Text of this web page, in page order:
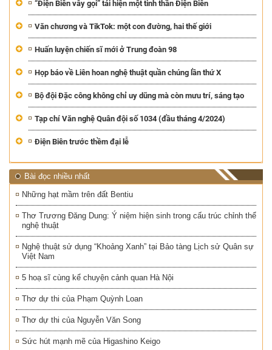
“Điện Biên vẫy gọi” tái hiện một tinh thần Điện Biên
Văn chương và TikTok: một con đường, hai thế giới
Huấn luyện chiến sĩ mới ở Trung đoàn 98
Họp báo về Liên hoan nghệ thuật quần chúng lần thứ X
Bộ đội Đặc công không chỉ uy dũng mà còn mưu trí, sáng tạo
Tạp chí Văn nghệ Quân đội số 1034 (đầu tháng 4/2024)
Điện Biên trước thềm đại lễ
Bài đọc nhiều nhất
Những hạt mầm trên đất Bentiu
Thơ Trương Đăng Dung: Ý niệm hiện sinh trong cấu trúc chỉnh thể
nghệ thuật
Nghệ thuật sử dụng “Khoảng Xanh” tại Bảo tàng Lịch sử Quân sự
Việt Nam
5 hoạ sĩ cùng kể chuyện cảnh quan Hà Nội
Thơ dự thi của Phạm Quỳnh Loan
Thơ dự thi của Nguyễn Văn Song
Sức hút mạnh mẽ của Higashino Keigo